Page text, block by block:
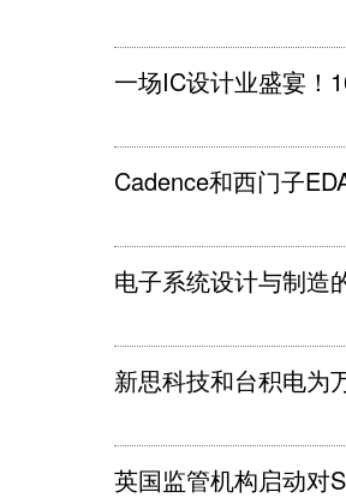
一场IC设计业盛宴！
Cadence和西门子
电子系统设计与制造
新思科技和台积电为
英国监管机构启动对